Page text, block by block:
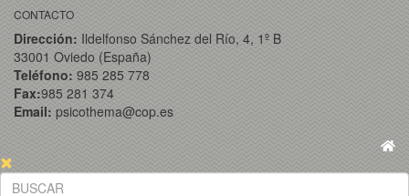
CONTACTO
Dirección: Ildelfonso Sánchez del Río, 4, 1º B
33001 Oviedo (España)
Teléfono: 985 285 778
Fax:985 281 374
Email: psicothema@cop.es